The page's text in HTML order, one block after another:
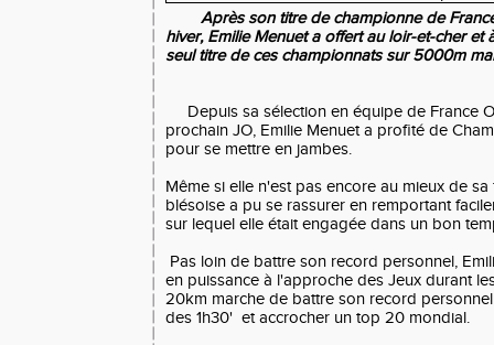
Après son titre de championne de
hiver, Emilie Menuet a offert au loir-et-cher et
seul titre de ces championnats sur 5000m
Depuis sa sélection en équipe de France
prochain JO, Emilie Menuet a profité de
pour se mettre en jambes.
Même si elle n'est pas encore au mieux de
blésoise a pu se rassurer en remportant
sur lequel elle était engagée dans un bon
Pas loin de battre son record personnel,
en puissance à l'approche des Jeux durant
20km marche de battre son record
des 1h30' et accrocher un top 20 mondial.